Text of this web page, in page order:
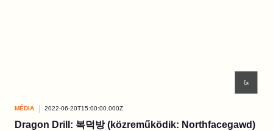
MÉDIA 2022-06-20T15:00:00.000Z
Dragon Drill: 복덕방 (közreműködik: Northfacegawd)